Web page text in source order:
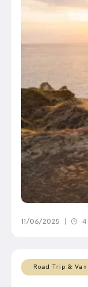
11/06/2025 4
Road Trip &